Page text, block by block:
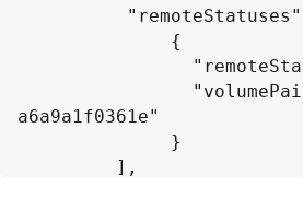
a6a9a1f0361e"